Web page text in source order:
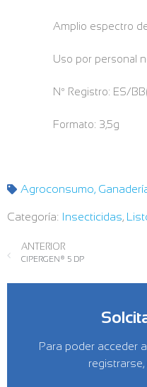
Amplio espectro
Uso por personal
Nº Registro: ES/
Formato: 3,5g
Agroconsumo,
Categoría: Insecticidas,
ANTERIOR
CIPERGEN® 5 DP
Para poder acceder
registrarse,